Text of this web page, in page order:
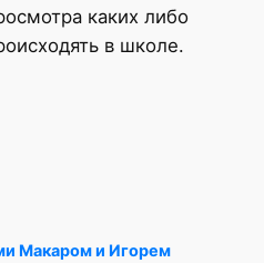
каких либо
в школе.
Макаром и Игорем